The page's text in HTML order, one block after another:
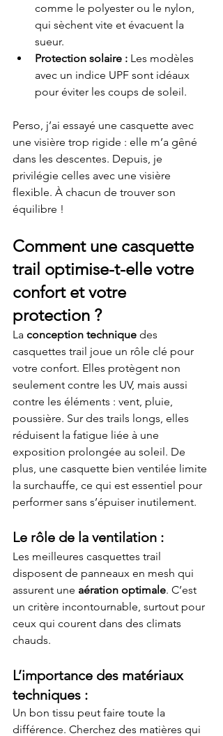
comme le polyester ou le nylon,
qui sèchent vite et évacuent la
sueur.
Protection solaire : Les modèles
avec un indice UPF sont idéaux
pour éviter les coups de soleil.
Perso, j’ai essayé une casquette avec
une visière trop rigide : elle m’a gêné
dans les descentes. Depuis, je
privilégie celles avec une visière
flexible. À chacun de trouver son
équilibre !
Comment une casquette
trail optimise-t-elle votre
confort et votre
protection ?
La conception technique des
casquettes trail joue un rôle clé pour
votre confort. Elles protègent non
seulement contre les UV, mais aussi
contre les éléments : vent, pluie,
poussière. Sur des trails longs, elles
réduisent la fatigue liée à une
exposition prolongée au soleil. De
plus, une casquette bien ventilée limite
la surchauffe, ce qui est essentiel pour
performer sans s’épuiser inutilement.
Le rôle de la ventilation :
Les meilleures casquettes trail
disposent de panneaux en mesh qui
assurent une aération optimale. C’est
un critère incontournable, surtout pour
ceux qui courent dans des climats
chauds.
L’importance des matériaux
techniques :
Un bon tissu peut faire toute la
différence. Cherchez des matières qui